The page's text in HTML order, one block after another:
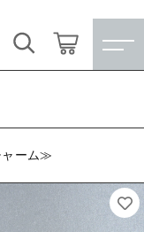
ーム≫